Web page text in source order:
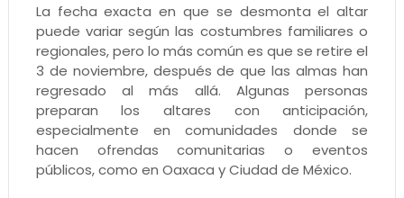
La fecha exacta en que se desmonta el altar
puede variar según las costumbres familiares o
regionales, pero lo más común es que se retire el
3 de noviembre, después de que las almas han
regresado al más allá. Algunas personas
preparan los altares con anticipación,
especialmente en comunidades donde se
hacen ofrendas comunitarias o eventos
públicos, como en Oaxaca y Ciudad de México.